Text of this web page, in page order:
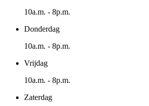
10a.m. - 8p.m.
Donderdag
10a.m. - 8p.m.
Vrijdag
10a.m. - 8p.m.
Zaterdag